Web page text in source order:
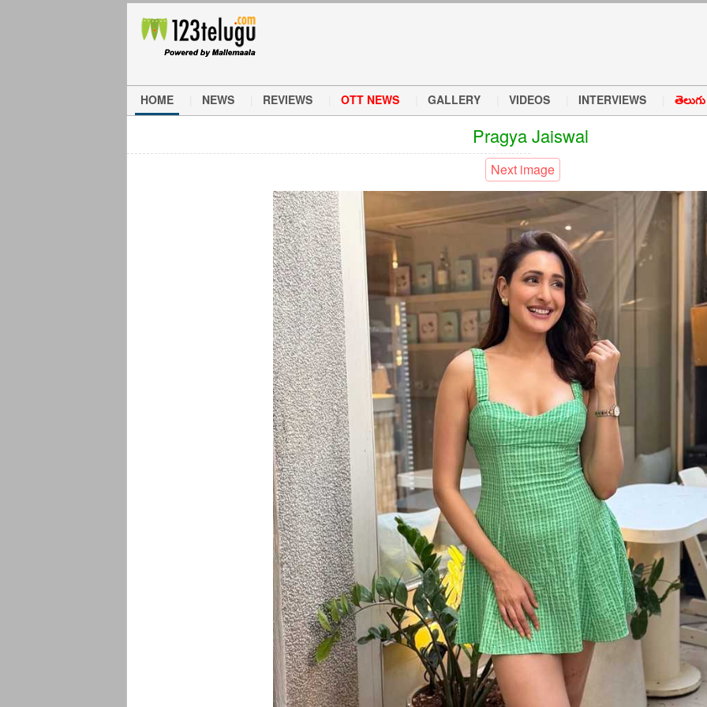
HOME NEWS REVIEWS OTT NEWS GALLERY VIDEOS INTERVIEWS
Pragya Jaiswal
Next image